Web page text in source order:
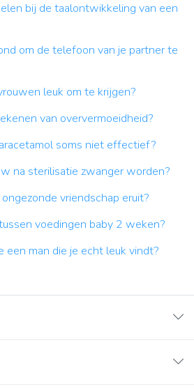
bij de taalontwikkeling van een
om de telefoon van je partner te
leuk om te krijgen?
van oververmoeidheid?
soms niet effectief?
na sterilisatie zwanger worden?
vriendschap eruit?
voedingen baby 2 weken?
een man die je echt leuk vindt?